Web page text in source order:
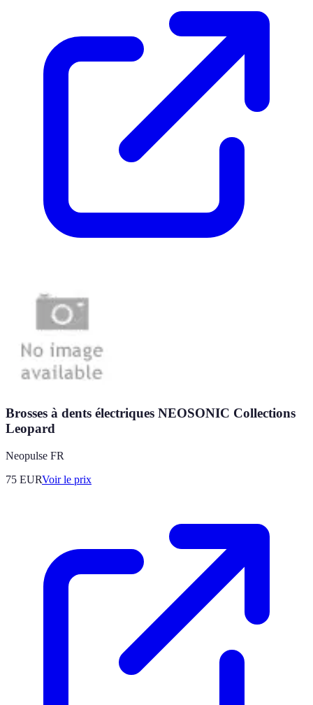
Brosses à dents électriques NEOSONIC Collections
Leopard
Neopulse FR
75 EURVoir le prix